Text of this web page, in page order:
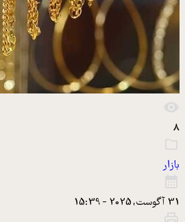
8
بازار
31 آگوست, 2025 - 15:39